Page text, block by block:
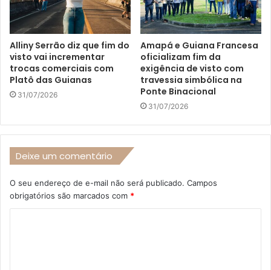
Alliny Serrão diz que fim do
visto vai incrementar
trocas comerciais com
Platô das Guianas
31/07/2026
Amapá e Guiana Francesa
oficializam fim da
exigência de visto com
travessia simbólica na
Ponte Binacional
31/07/2026
Deixe um comentário
O seu endereço de e-mail não será publicado. Campos
obrigatórios são marcados com *